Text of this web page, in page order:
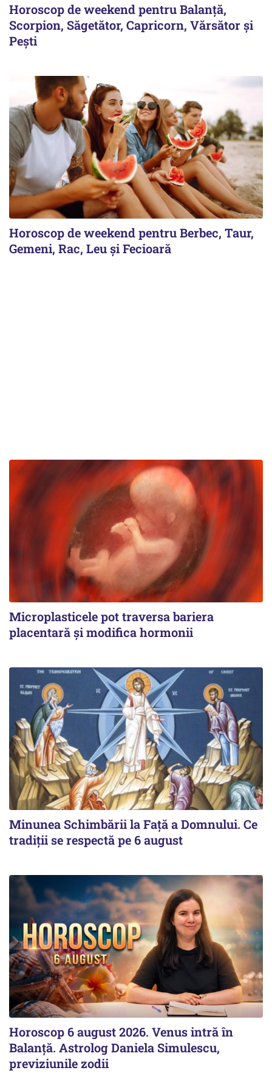
Horoscop de weekend pentru Balanță,
Scorpion, Săgetător, Capricorn, Vărsător și
Pești
Horoscop de weekend pentru Berbec, Taur,
Gemeni, Rac, Leu și Fecioară
Microplasticele pot traversa bariera
placentară și modifica hormonii
Minunea Schimbării la Față a Domnului. Ce
tradiții se respectă pe 6 august
Horoscop 6 august 2026. Venus intră în
Balanță. Astrolog Daniela Simulescu,
previziunile zodii